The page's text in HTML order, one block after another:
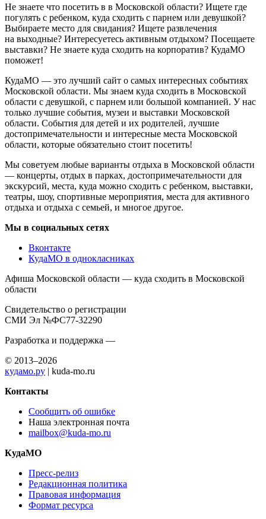
Не знаете что посетить в в Московской области? Ищете где
погулять с ребенком, куда сходить с парнем или девушкой?
Выбираете место для свидания? Ищете развлечения
на выходные? Интересуетесь активным отдыхом? Посещаете
выставки? Не знаете куда сходить на корпоратив? КудаМО
поможет!
КудаМО — это лучший сайт о самых интересных событиях
Московской области. Мы знаем куда сходить в Московской
области с девушкой, с парнем или большой компанией. У нас
только лучшие события, музеи и выставки Московской
области. События для детей и их родителей, лучшие
достопримечательности и интересные места Московской
области, которые обязательно стоит посетить!
Мы советуем любые варианты отдыха в Московской области
— концерты, отдых в парках, достопримечательности для
экскурсий, места, куда можно сходить с ребенком, выставки,
театры, шоу, спортивные мероприятия, места для активного
отдыха и отдыха с семьей, и многое другое.
Мы в социальных сетях
Вконтакте
КудаМО в однокласниках
Афиша Московской области — куда сходить в Московской
области
Свидетельство о регистрации
СМИ Эл №ФС77-32290
Разработка и поддержка —
© 2013–2026
кудамо.ру | kuda-mo.ru
Контакты
Сообщить об ошибке
Наша электронная почта
mailbox@kuda-mo.ru
КудаМО
Пресс-релиз
Редакционная политика
Правовая информация
Формат ресурса